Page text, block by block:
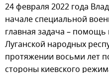
24 февраля 2022 года
начале специальной
главная задача –
Луганской народных
протяжении восьми лет
стороны киевского